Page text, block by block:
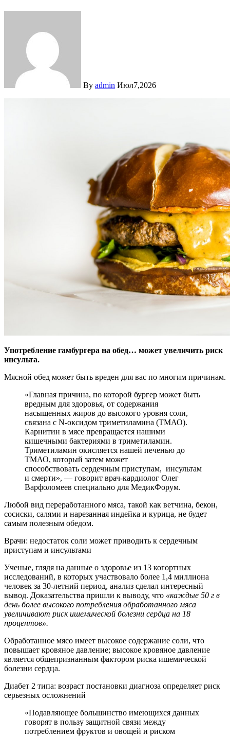
By admin Июл7,2026
Употребление гамбургера на обед… может увеличить риск
инсульта.
Мясной обед может быть вреден для вас по многим причинам.
«Главная причина, по которой бургер может быть
вредным для здоровья, от содержания
насыщенных жиров до высокого уровня соли,
связана с N-оксидом триметиламина (ТМАО).
Карнитин в мясе превращается нашими
кишечными бактериями в триметиламин.
Триметиламин окисляется нашей печенью до
ТМАО, который затем может
способствовать сердечным приступам, инсультам
и смерти», — говорит врач-кардиолог Олег
Варфоломеев специально для МедикФорум.
Любой вид переработанного мяса, такой как ветчина, бекон,
сосиски, салями и нарезанная индейка и курица, не будет
самым полезным обедом.
Врачи: недостаток соли может приводить к сердечным
приступам и инсультами
Ученые, глядя на данные о здоровье из 13 когортных
исследований, в которых участвовало более 1,4 миллиона
человек за 30-летний период, анализ сделал интересный
вывод. Доказательства пришли к выводу, что «каждые 50 г в
день более высокого потребления обработанного мяса
увеличивают риск ишемической болезни сердца на 18
процентов».
Обработанное мясо имеет высокое содержание соли, что
повышает кровяное давление; высокое кровяное давление
является общепризнанным фактором риска ишемической
болезни сердца.
Диабет 2 типа: возраст постановки диагноза определяет риск
серьезных осложнений
«Подавляющее большинство имеющихся данных
говорят в пользу защитной связи между
потреблением фруктов и овощей и риском